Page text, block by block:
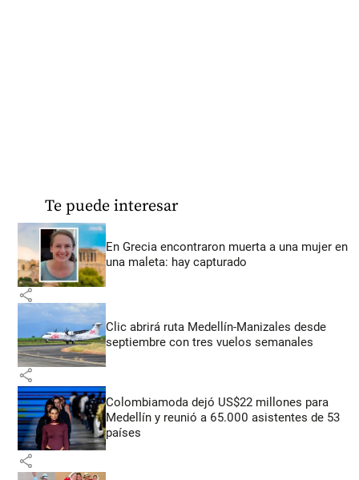
Te puede interesar
En Grecia encontraron muerta a una mujer en
una maleta: hay capturado
share
Clic abrirá ruta Medellín-Manizales desde
septiembre con tres vuelos semanales
share
Colombiamoda dejó US$22 millones para
Medellín y reunió a 65.000 asistentes de 53
países
share